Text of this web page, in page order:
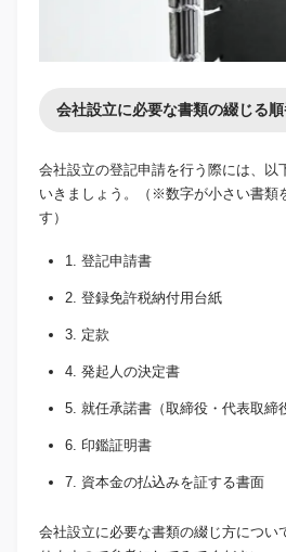
会社設立に必要な書類の綴じる
会社設立の登記申請を行う際には、以
いきましょう。（※数字が小さい書類
す）
1. 登記申請書
2. 登録免許税納付用台紙
3. 定款
4. 発起人の決定書
5. 就任承諾書（取締役・代表取締
6. 印鑑証明書
7. 資本金の払込みを証する書面
会社設立に必要な書類の綴じ方につい